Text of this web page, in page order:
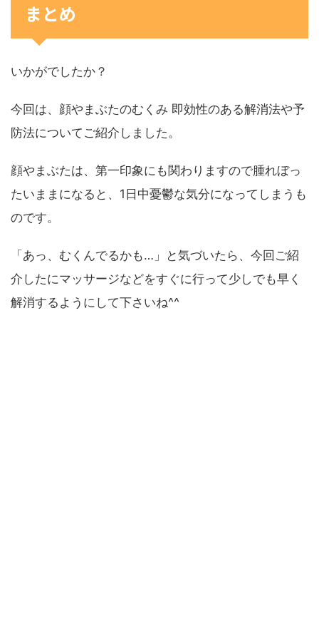
まとめ
いかがでしたか？
今回は、顔やまぶたのむくみ 即効性のある解消法や予
防法についてご紹介しました。
顔やまぶたは、第一印象にも関わりますので腫れぼっ
たいままになると、1日中憂鬱な気分になってしまうも
のです。
「あっ、むくんでるかも…」と気づいたら、今回ご紹
介したにマッサージなどをすぐに行って少しでも早く
解消するようにして下さいね^^